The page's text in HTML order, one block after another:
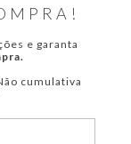
e garanta
cumulativa